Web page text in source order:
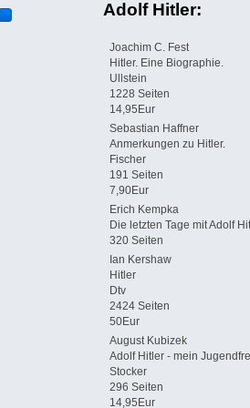
Adolf Hitler:
Joachim C. Fest
Hitler. Eine Biographie.
Ullstein
1228 Seiten
14,95Eur
Sebastian Haffner
Anmerkungen zu Hitler.
Fischer
191 Seiten
7,90Eur
Erich Kempka
Die letzten Tage mit Adolf
320 Seiten
Ian Kershaw
Hitler
Dtv
2424 Seiten
50Eur
August Kubizek
Adolf Hitler - mein
Stocker
296 Seiten
14,95Eur